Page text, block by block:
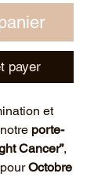
payer
et
porte-
Cancer”,
Octobre